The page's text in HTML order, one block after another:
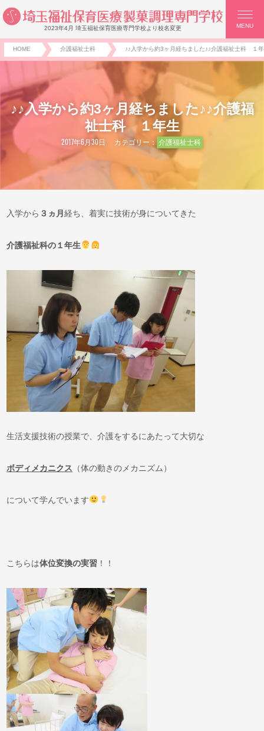
2023年4月 埼玉福祉保育医療専門学校より校名変更 MENU
HOME 介護福祉士科 ♪♪入学から約3ヶ月経ちました♪♪介護福祉士科 １
♪♪入学から約3ヶ月経ちました♪♪介護福
祉士科 １年生
2017年6月30日 カテゴリー： 介護福祉士科
入学から ３ヵ月経ち、着実に技術が身についてきた
介護福祉科の１年生
生活支援技術の授業で、介護をするにあたって大切な
ボディメカニクス （体の動きのメカニズム）
について学んでいます
こちらは体位変換の実習 ！！